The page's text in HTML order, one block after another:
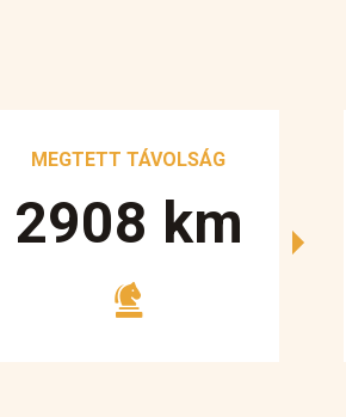
MEGTETT TÁVOLSÁG
3250 km